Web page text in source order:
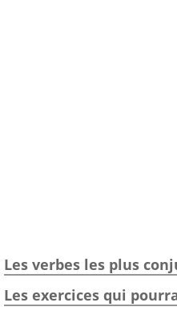
Les verbes les plus
Les exercices qui